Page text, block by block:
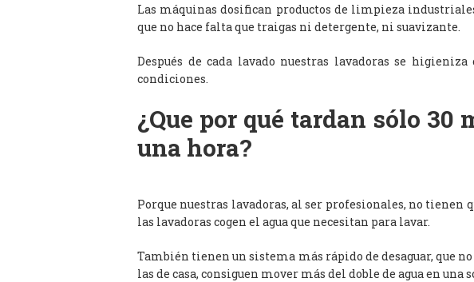
Las máquinas dosifican productos de limpieza
que no hace falta que traigas ni detergente, ni suavizante.
Después de cada lavado nuestras lavadoras se
condiciones.
¿Que por qué tardan sólo 30
una hora?
Porque nuestras lavadoras, al ser profesionales, no tienen
las lavadoras cogen el agua que necesitan para lavar.
También tienen un sistema más rápido de desaguar, que
las de casa, consiguen mover más del doble de agua en